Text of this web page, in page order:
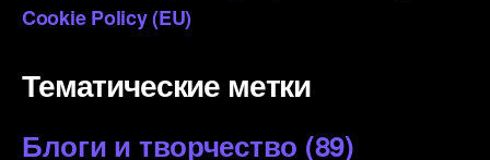
Cookie Policy (EU)
Тематические метки
Блоги и творчество (89)